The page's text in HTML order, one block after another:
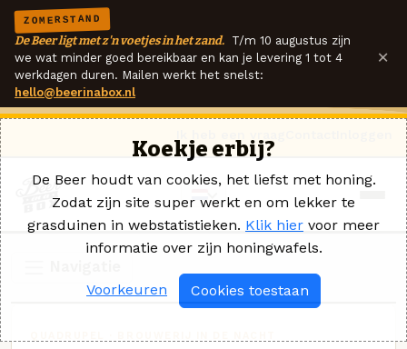
ZOMERSTAND
De Beer ligt met z'n voetjes in het zand. T/m 10 augustus zijn
we wat minder goed bereikbaar en kan je levering 1 tot 4
werkdagen duren. Mailen werkt het snelst:
hello@beerinabox.nl
×
Koekje erbij?
De Beer houdt van cookies, het liefst met honing.
Zodat zijn site super werkt en om lekker te
grasduinen in webstatistieken. Klik hier voor meer
informatie over zijn honingwafels.
Voorkeuren Cookies toestaan